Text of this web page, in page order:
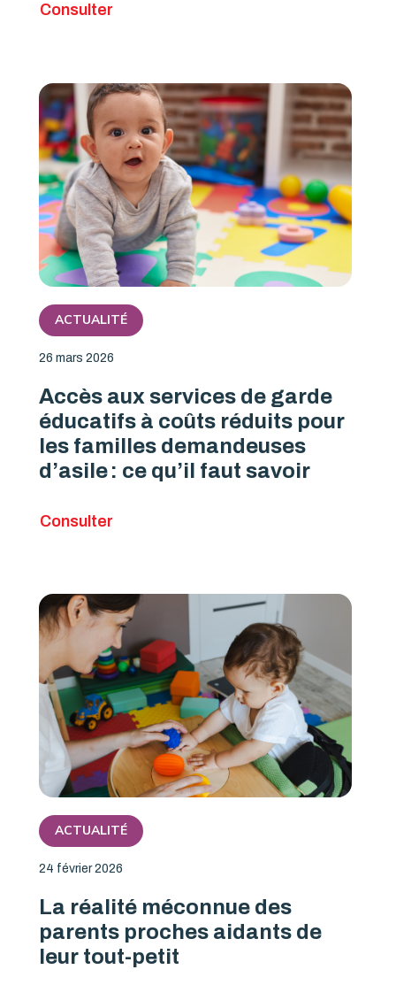
Consulter
ACTUALITÉ
26 mars 2026
Accès aux services de garde
éducatifs à coûts réduits pour
les familles demandeuses
d’asile : ce qu’il faut savoir
Consulter
ACTUALITÉ
24 février 2026
La réalité méconnue des
parents proches aidants de
leur tout-petit